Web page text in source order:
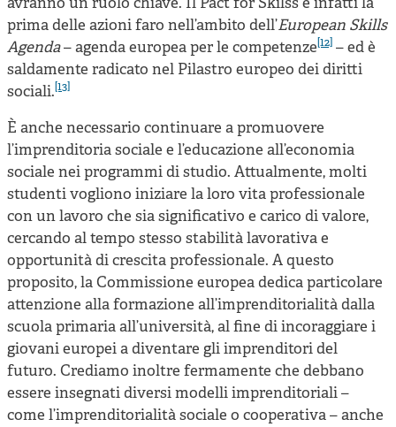
avranno un ruolo chiave. Il Pact for Skilss è infatti la
prima delle azioni faro nell’ambito dell’European Skills
Agenda– agenda europea per le competenze[12] – ed è
saldamente radicato nel Pilastro europeo dei diritti
sociali.[13]
È anche necessario continuare a promuovere
l’imprenditoria sociale e l’educazione all’economia
sociale nei programmi di studio. Attualmente, molti
studenti vogliono iniziare la loro vita professionale
con un lavoro che sia significativo e carico di valore,
cercando al tempo stesso stabilità lavorativa e
opportunità di crescita professionale. A questo
proposito, la Commissione europea dedica particolare
attenzione alla formazione all’imprenditorialità dalla
scuola primaria all’università, al fine di incoraggiare i
giovani europei a diventare gli imprenditori del
futuro. Crediamo inoltre fermamente che debbano
essere insegnati diversi modelli imprenditoriali –
come l’imprenditorialità sociale o cooperativa – anche